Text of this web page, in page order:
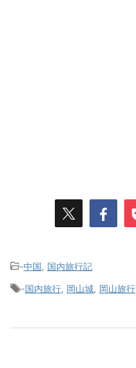
-中国
国内旅行記
-国内旅行 岡山城 岡山旅行